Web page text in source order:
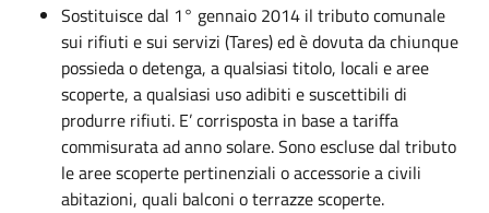
Sostituisce dal 1° gennaio 2014 il tributo comunale
sui rifiuti e sui servizi (Tares) ed è dovuta da chiunque
possieda o detenga, a qualsiasi titolo, locali e aree
scoperte, a qualsiasi uso adibiti e suscettibili di
produrre rifiuti. E’ corrisposta in base a tariffa
commisurata ad anno solare. Sono escluse dal tributo
le aree scoperte pertinenziali o accessorie a civili
abitazioni, quali balconi o terrazze scoperte.